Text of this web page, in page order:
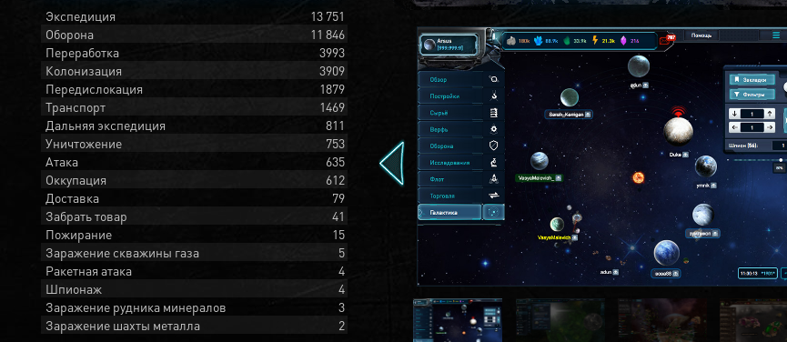
Экспедиция
13 751
Оборона
11 846
Переработка
3993
Колонизация
3909
Передислокация
1879
Транспорт
1469
Дальняя экспедиция
811
Уничтожение
753
Атака
635
Оккупация
612
Доставка
79
Забрать товар
41
Пожирание
15
Заражение скважины газа
5
Ракетная атака
4
Шпионаж
4
Заражение рудника минералов
3
Заражение шахты металла
2